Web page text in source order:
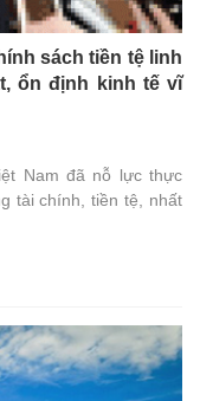
sách tiền tệ linh
ổn định kinh tế vĩ
Nam đã nỗ lực thực
tài chính, tiền tệ, nhất